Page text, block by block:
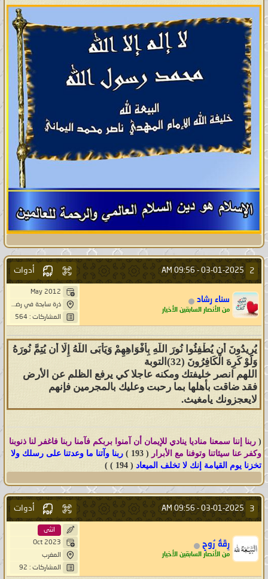
2
03-01-2025 -
09:56 AM أدوات
سناء رشاد
من الأنصار السابقين الأخيار
May 2012
ذرة سابحة في رضوان الله
المشاركات : 564
يُرِيدُونَ أَن يُطْفِئُوا نُورَ اللَّهِ بِأَفْوَاهِهِمْ وَيَأْبَى اللَّهُ إِلَّا أَن يُتِمَّ نُورَهُ
وَلَوْ كَرِهَ الْكَافِرُونَ (32)التوبة
اللهم انصر خليفتك ومكنه عاجلا كي يرفع الظلم عن الأرض
فقد ضاقت بأهلها بما رحبت وعليك بالمجرمين فإنهم
لايعجزونك يامغيث.
( ربنا إننا سمعنا مناديا ينادي للإيمان أن آمنوا بربكم فآمنا ربنا فاغفر لنا ذنوبنا
وكفر عنا سيئاتنا وتوفنا مع الأبرار ( 193 )
ربنا وآتنا ما وعدتنا على رسلك ولا
تخزنا يوم القيامة إنك لا تخلف الميعاد ( 194 ) )
3
03-01-2025 -
09:56 AM أدوات
رِقّةُ رُوحٍ
من الأنصار السابقين الأخيار
انثى
Oct 2023
المغرب
المشاركات : 92